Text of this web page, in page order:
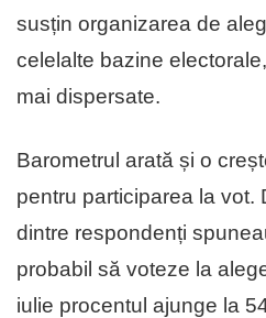
susțin organizarea de
celelalte bazine
mai dispersate.
Barometrul arată și o
pentru participarea la vot.
dintre respondenți
probabil să voteze la
iulie procentul ajunge la